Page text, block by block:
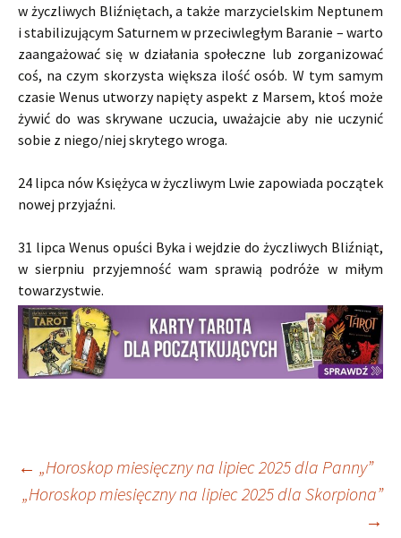
w życzliwych Bliźniętach, a także marzycielskim Neptunem
i stabilizującym Saturnem w przeciwległym Baranie – warto
zaangażować się w działania społeczne lub zorganizować
coś, na czym skorzysta większa ilość osób. W tym samym
czasie Wenus utworzy napięty aspekt z Marsem, ktoś może
żywić do was skrywane uczucia, uważajcie aby nie uczynić
sobie z niego/niej skrytego wroga.
24 lipca nów Księżyca w życzliwym Lwie zapowiada początek
nowej przyjaźni.
31 lipca Wenus opuści Byka i wejdzie do życzliwych Bliźniąt,
w sierpniu przyjemność wam sprawią podróże w miłym
towarzystwie.
Nawigacja
← „Horoskop miesięczny na lipiec 2025 dla Panny”
„Horoskop miesięczny na lipiec 2025 dla Skorpiona”
→